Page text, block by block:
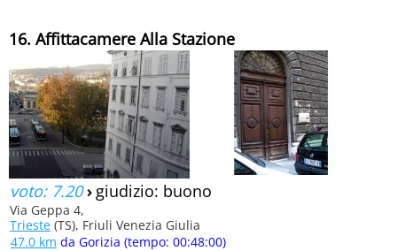
16. Affittacamere Alla Stazione
voto: 7.20› giudizio: buono
Via Geppa 4,
Trieste (TS), Friuli Venezia Giulia
47.0 km da Gorizia (tempo: 00:48:00)